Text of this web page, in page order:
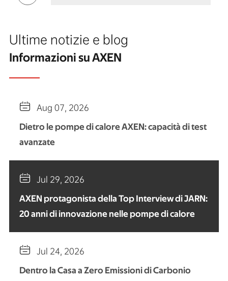
Ultime notizie e blog
Informazioni su AXEN
 Aug 07, 2026
Dietro le pompe di calore AXEN: capacità di test
avanzate
 Jul 29, 2026
AXEN protagonista della Top Interview di JARN:
20 anni di innovazione nelle pompe di calore
 Jul 24, 2026
Dentro la Casa a Zero Emissioni di Carbonio